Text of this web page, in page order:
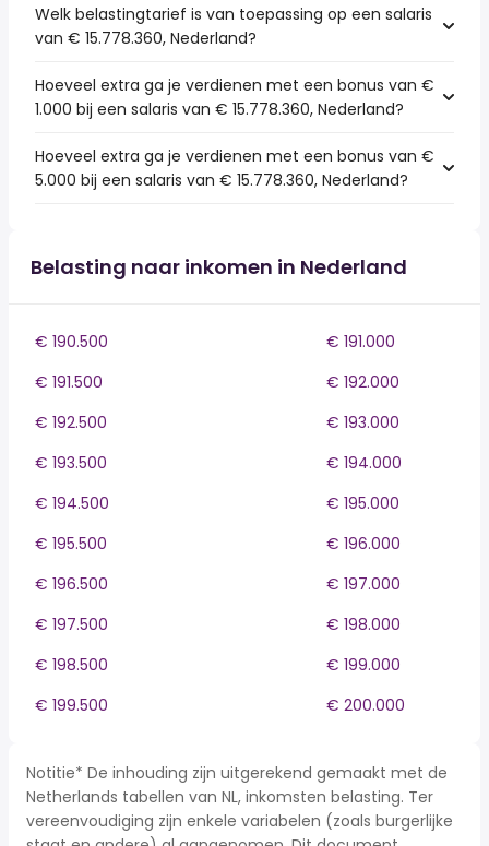
Welk belastingtarief is van toepassing op een salaris
van € 15.778.360, Nederland?
Hoeveel extra ga je verdienen met een bonus van €
1.000 bij een salaris van € 15.778.360, Nederland?
Hoeveel extra ga je verdienen met een bonus van €
5.000 bij een salaris van € 15.778.360, Nederland?
Belasting naar inkomen in Nederland
€ 190.500
€ 191.000
€ 191.500
€ 192.000
€ 192.500
€ 193.000
€ 193.500
€ 194.000
€ 194.500
€ 195.000
€ 195.500
€ 196.000
€ 196.500
€ 197.000
€ 197.500
€ 198.000
€ 198.500
€ 199.000
€ 199.500
€ 200.000
Notitie* De inhouding zijn uitgerekend gemaakt met de
Netherlands tabellen van NL, inkomsten belasting. Ter
vereenvoudiging zijn enkele variabelen (zoals burgerlijke